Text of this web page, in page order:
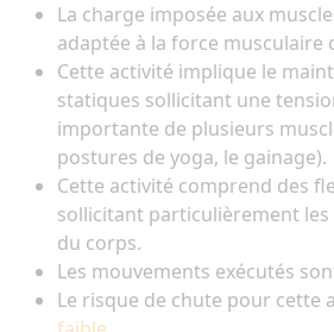
La charge imposée aux
adaptée à la force musculaire
Cette activité implique le
statiques sollicitant une
importante de plusieurs
postures de yoga, le gainage).
Cette activité comprend des
sollicitant particulièrement les
du corps.
Les mouvements exécutés
Le risque de chute pour cette